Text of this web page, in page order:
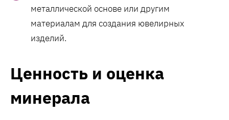
металлической основе или другим
материалам для создания ювелирных
изделий.
Ценность и оценка
минерала